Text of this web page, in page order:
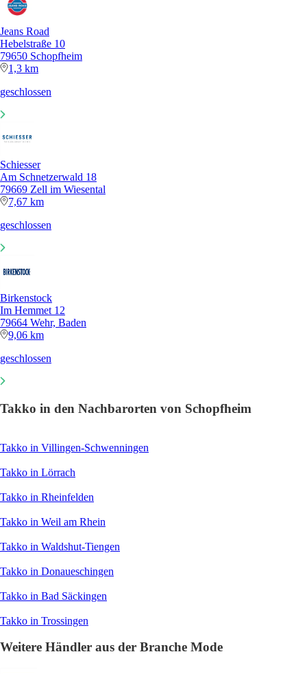
Jeans Road
Hebelstraße 10
79650 Schopfheim
1,3 km
geschlossen
Schiesser
Am Schnetzerwald 18
79669 Zell im Wiesental
7,67 km
geschlossen
Birkenstock
Im Hemmet 12
79664 Wehr, Baden
9,06 km
geschlossen
Takko in den Nachbarorten von Schopfheim
Takko in Villingen-Schwenningen
Takko in Lörrach
Takko in Rheinfelden
Takko in Weil am Rhein
Takko in Waldshut-Tiengen
Takko in Donaueschingen
Takko in Bad Säckingen
Takko in Trossingen
Weitere Händler aus der Branche Mode